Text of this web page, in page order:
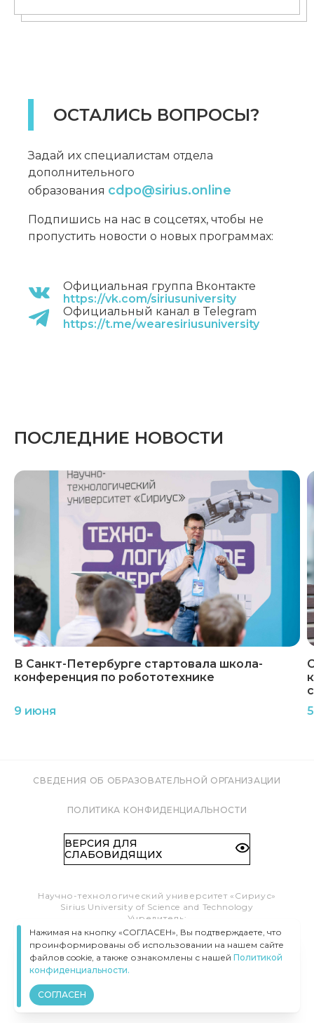
ОСТАЛИСЬ ВОПРОСЫ?
Задай их специалистам отдела
дополнительного
образования cdpo@sirius.online
Подпишись на нас в соцсетях, чтобы не
пропустить новости о новых программах:
Официальная группа Вконтакте
https://vk.com/siriusuniversity
Официальный канал в Telegram
https://t.me/wearesiriusuniversity
ПОСЛЕДНИЕ НОВОСТИ
В Санкт-Петербурге стартовала школа-
конференция по робототехнике
9 июня
СВЕДЕНИЯ ОБ ОБРАЗОВАТЕЛЬНОЙ ОРГАНИЗАЦИИ
ПОЛИТИКА КОНФИДЕНЦИАЛЬНОСТИ
ВЕРСИЯ ДЛЯ
СЛАБОВИДЯЩИХ
Научно-технологический университет «Сириус»
Sirius University of Science and Technology
Учредитель:
Образовательный Фонд «Талант и успех»
Федеральная территория «Сириус»,
Тел.:8 (800) 100 41 55
info@siriusuniversity.ru
ВСЕ ПРАВА ЗАЩИЩЕНЫ © УНИВЕРСИТЕТ «СИРИУС», 2020–
Нажимая на кнопку «СОГЛАСЕН», Вы подтверждаете, что
проинформированы об использовании на нашем сайте
файлов cookie, а также ознакомлены с нашей Политикой
конфиденциальности.
СОГЛАСЕН